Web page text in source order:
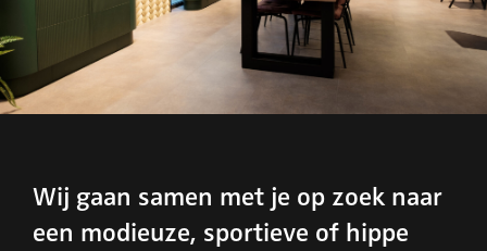
Wij gaan samen met je op zoek naar
een modieuze, sportieve of hippe